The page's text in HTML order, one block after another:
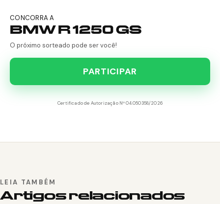
CONCORRA A
BMW R 1250 GS
O próximo sorteado pode ser você!
PARTICIPAR
Certificado de Autorização Nº 04.050358/2026
LEIA TAMBÉM
Artigos relacionados